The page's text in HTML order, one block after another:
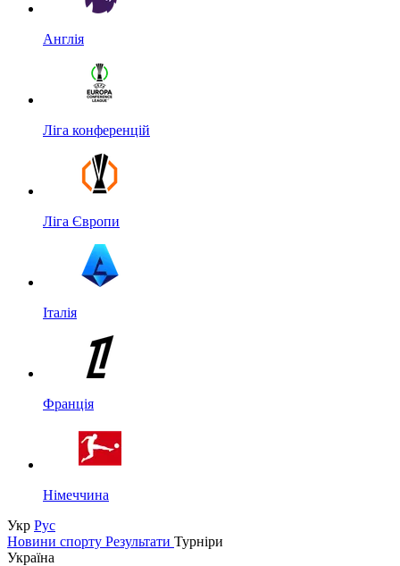
Англія
Ліга конференцій
Ліга Європи
Італія
Франція
Німеччина
Укр Рус
Новини спорту Результати Турніри
Україна